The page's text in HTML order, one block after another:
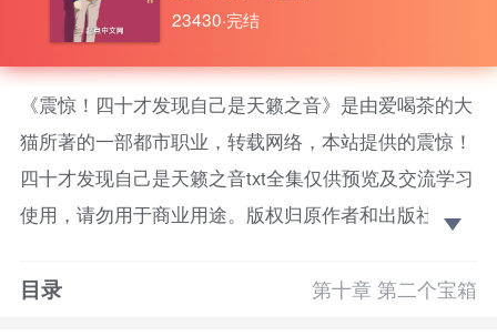
23430·完结
《震惊！四十才发现自己是天籁之音》是由爱喝茶的大
猫所著的一部都市职业，转载网络，本站提供的震惊！
四十才发现自己是天籁之音txt全集仅供预览及交流学习
使用，请勿用于商业用途。版权归原作者和出版社所
正版！
目录 第十章 第二个宝箱